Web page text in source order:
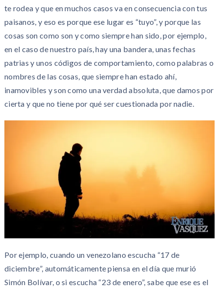
te rodea y que en muchos casos va en consecuencia con tus
paisanos, y eso es porque ese lugar es “tuyo”, y porque las
cosas son como son y como siempre han sido, por ejemplo,
en el caso de nuestro país, hay una bandera, unas fechas
patrias y unos códigos de comportamiento, como palabras o
nombres de las cosas, que siempre han estado ahí,
inamovibles y son como una verdad absoluta, que damos por
cierta y que no tiene por qué ser cuestionada por nadie.
Por ejemplo, cuando un venezolano escucha “17 de
diciembre”, automáticamente piensa en el día que murió
Simón Bolívar, o si escucha “23 de enero”, sabe que ese es el